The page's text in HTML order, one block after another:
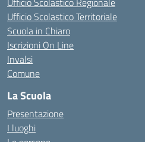
Ufficio Scolastico Territoriale
Scuola in Chiaro
Iscrizioni On Line
Invalsi
Comune
La Scuola
Presentazione
I luoghi